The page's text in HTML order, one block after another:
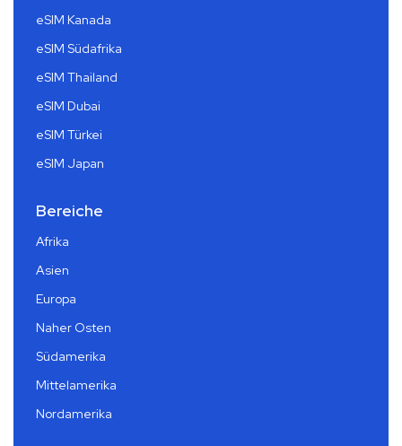
eSIM Kanada
eSIM Südafrika
eSIM Thailand
eSIM Dubai
eSIM Türkei
eSIM Japan
Bereiche
Afrika
Asien
Europa
Naher Osten
Südamerika
Mittelamerika
Nordamerika